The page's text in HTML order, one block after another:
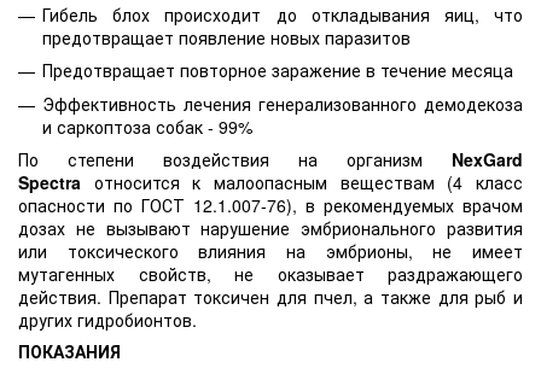
Гибель блох происходит до откладывания яиц, что
предотвращает появление новых паразитов
Предотвращает повторное заражение в течение месяца
Эффективность лечения генерализованного демодекоза
и саркоптоза собак - 99%
По степени воздействия на организм NexGard
Spectra относится к малоопасным веществам (4 класс
опасности по ГОСТ 12.1.007-76), в рекомендуемых врачом
дозах не вызывают нарушение эмбрионального развития
или токсического влияния на эмбрионы, не имеет
мутагенных свойств, не оказывает раздражающего
действия. Препарат токсичен для пчел, а также для рыб и
других гидробионтов.
ПОКАЗАНИЯ